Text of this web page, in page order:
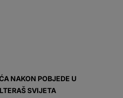
NAKON POBJEDE U
SVIJETA